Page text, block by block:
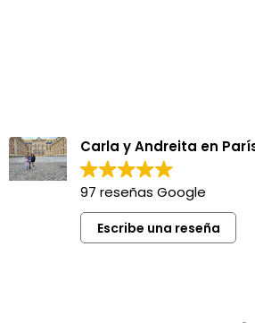
Carla y Andreita en
97 reseñas Google
Escribe una reseña